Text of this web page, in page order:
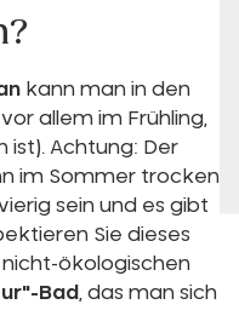
kann man in den
allem im Frühling,
ist). Achtung: Der
im Sommer trocken
sein und es gibt
Sie dieses
ökologischen
Bad
, das man sich